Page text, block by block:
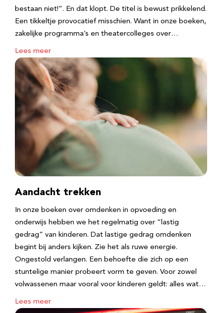
bestaan niet!”. En dat klopt. De titel is bewust prikkelend.
Een tikkeltje provocatief misschien. Want in onze boeken,
zakelijke programma’s en theatercolleges over…
Lees meer
Aandacht trekken
In onze boeken over omdenken in opvoeding en
onderwijs hebben we het regelmatig over “lastig
gedrag” van kinderen. Dat lastige gedrag omdenken
begint bij anders kijken. Zie het als ruwe energie.
Ongestold verlangen. Een behoefte die zich op een
stuntelige manier probeert vorm te geven. Voor zowel
volwassenen maar vooral voor kinderen geldt: alles wat…
Lees meer